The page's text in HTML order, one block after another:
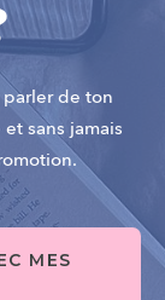
de ton
sans jamais
MES